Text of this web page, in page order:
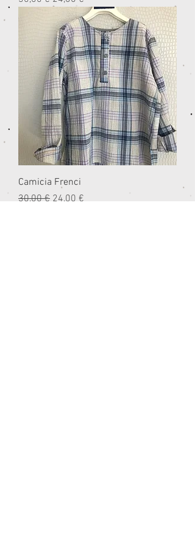
Camicia Frenci
Prezzo regolare
30,00 € Prezzo scontato
24,00 €